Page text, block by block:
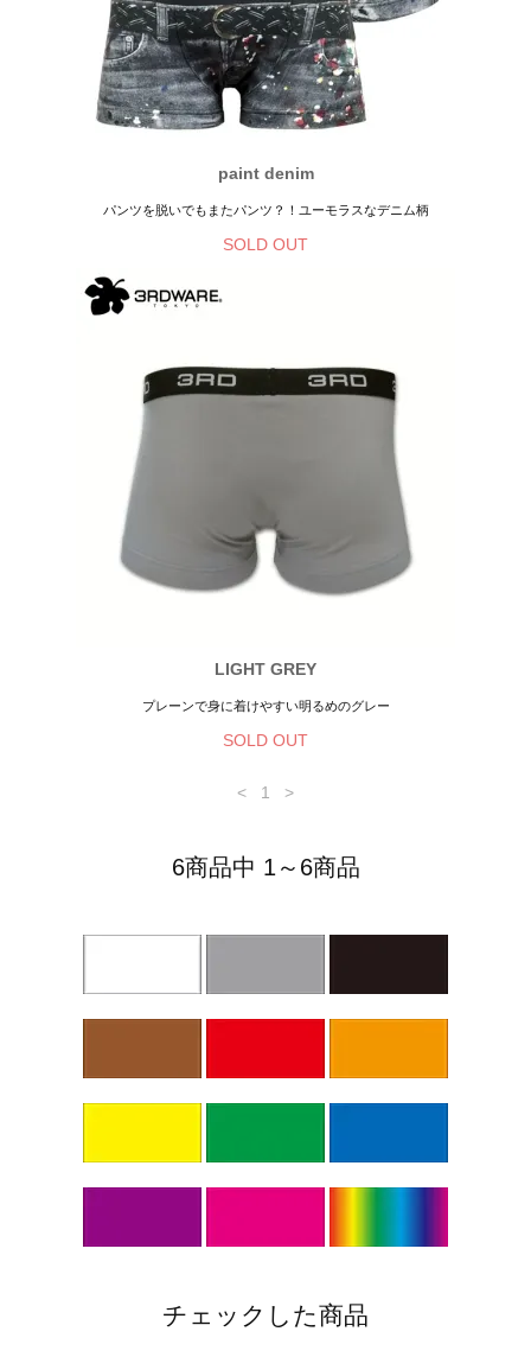
paint denim
パンツを脱いでもまたパンツ？！ユーモラスなデニム柄
SOLD OUT
LIGHT GREY
プレーンで身に着けやすい明るめのグレー
SOLD OUT
< 1 >
6商品中 1～6商品
チェックした商品